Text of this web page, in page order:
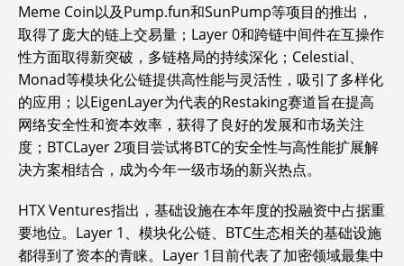
Meme Coin以及Pump.fun和SunPump等项目的推出，
取得了庞大的链上交易量；Layer 0和跨链中间件在互操作
性方面取得新突破，多链格局的持续深化；Celestial、
Monad等模块化公链提供高性能与灵活性，吸引了多样化
的应用；以EigenLayer为代表的Restaking赛道旨在提高
网络安全性和资本效率，获得了良好的发展和市场关注
度；BTCLayer 2项目尝试将BTC的安全性与高性能扩展解
决方案相结合，成为今年一级市场的新兴热点。
HTX Ventures指出，基础设施在本年度的投融资中占据重
要地位。Layer 1、模块化公链、BTC生态相关的基础设施
都得到了资本的青睐。Layer 1目前代表了加密领域最集中